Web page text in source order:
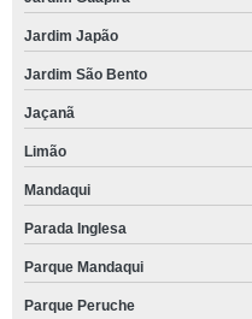
Jardim Japão
Jardim São Bento
Jaçanã
Limão
Mandaqui
Parada Inglesa
Parque Mandaqui
Parque Peruche